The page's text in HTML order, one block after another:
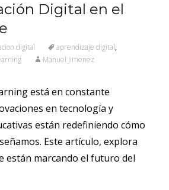
Digital en el
digital aprendizaje digital,
Manuel Jimenez
está en constante
en tecnología y
están redefiniendo cómo
Este artículo, explora
están marcando el futuro del